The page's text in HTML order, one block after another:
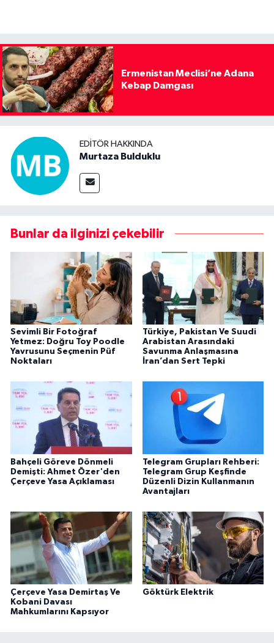
Ermenistan Meclisi’ne Adana
Kebap Damgası
EDITÖR HAKKINDA
Murtaza Bulduklu
Bunlar da ilginizi çekebilir
Sevimli Bir Fotoğraf
Yetmez: Doğru Toy Poodle
Yavrusunu Seçmenin Püf
Noktaları
Türkiye, Pakistan Ve Suudi
Arabistan Arasındaki
Savunma Anlaşmasına
İran’dan Sert Tepki
Bahçeli Göreve Dönmeli
Demişti: Ahmet Özer'den
Çerçeve Yasa Açıklaması
Telegram Grupları Rehberi:
Telegram Grup Keşfinde
Düzenli Dizin Kullanmanın
Avantajları
Çerçeve Yasa Demirtaş Ve
Kobani Davası
Mahkumlarını Kapsıyor
Göktürk Elektrik